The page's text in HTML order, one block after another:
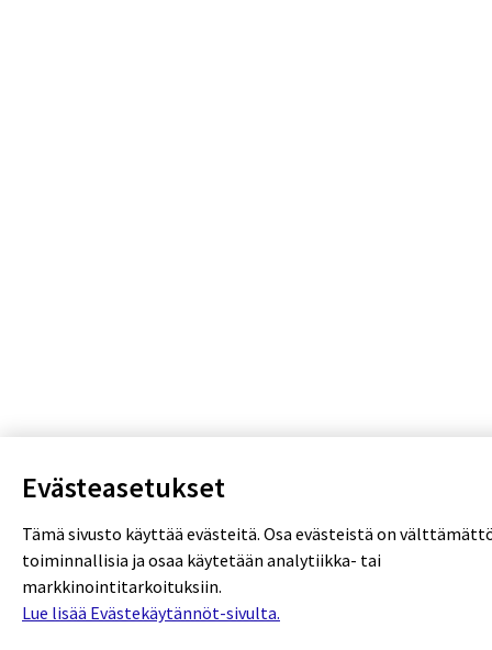
Evästeasetukset
Tämä sivusto käyttää evästeitä. Osa evästeistä on
toiminnallisia ja osaa käytetään analytiikka- tai
markkinointitarkoituksiin.
Lue lisää Evästekäytännöt-sivulta.